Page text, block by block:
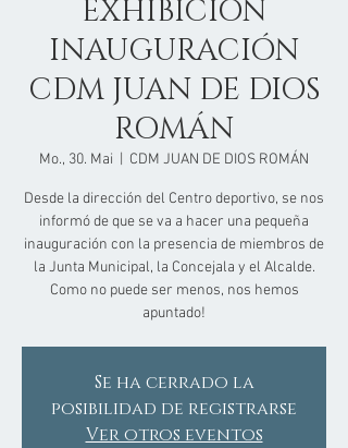
EXHIBICION
INAUGURACIÓN
CDM JUAN DE DIOS
ROMÁN
Mo., 30. Mai CDM JUAN DE DIOS ROMÁN
Desde la dirección del Centro deportivo, se nos
informó de que se va a hacer una pequeña
inauguración con la presencia de miembros de
la Junta Municipal, la Concejala y el Alcalde.
Como no puede ser menos, nos hemos
apuntado!
Se ha cerrado la
posibilidad de registrarse
Ver otros eventos